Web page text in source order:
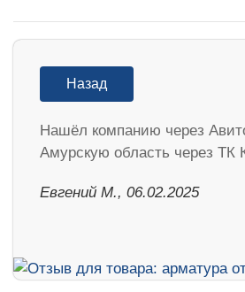
Назад
Нашёл компанию через
Амурскую область через ТК
​Евгений М., 06.02.2025